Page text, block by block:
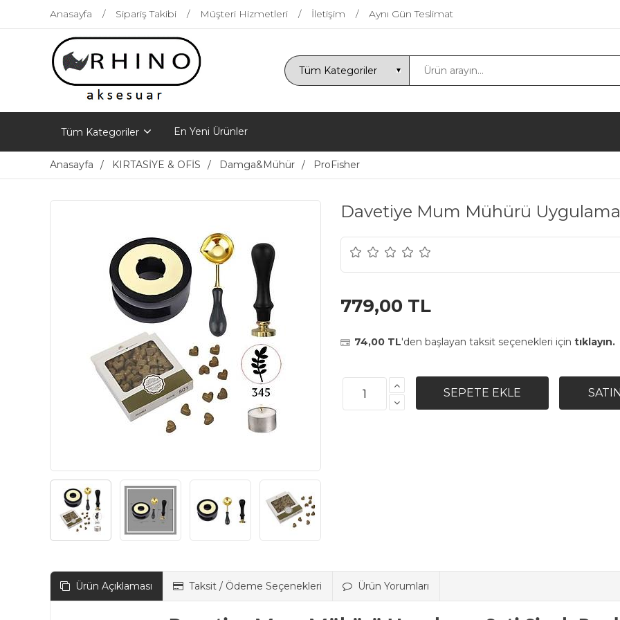
Anasayfa Sipariş Takibi Müşteri Hizmetleri İletişim Aynı Gün Teslimat
Tüm Kategoriler En Yeni Ürünler
Anasayfa KIRTASİYE & OFİS Damga&Mühür ProFisher
Davetiye Mum Mühürü Uygulama
779,00 TL
74,00 TL'den başlayan taksit seçenekleri için tıklayın.
Ürün Açıklaması Taksit / Ödeme Seçenekleri Ürün Yorumları